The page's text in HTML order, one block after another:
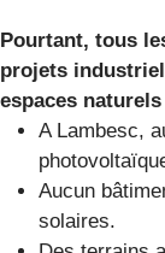
Pourtant, tous
projets
espaces naturels
A Lambesc,
Aucun
solaires.